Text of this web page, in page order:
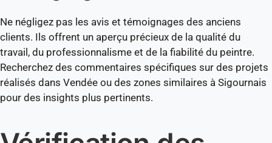
Ne négligez pas les avis et témoignages des anciens
clients. Ils offrent un aperçu précieux de la qualité du
travail, du professionnalisme et de la fiabilité du peintre.
Recherchez des commentaires spécifiques sur des projets
réalisés dans Vendée ou des zones similaires à Sigournais
pour des insights plus pertinents.